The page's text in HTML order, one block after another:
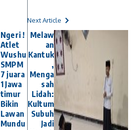
Ngeri !
Atlet
Wushu
SMPM
7 juara
1 Jawa
timur
Bikin
Lawan
Mundu
Next Article
Melaw
an
Kantuk
,
Menga
sah
Lidah:
Kultum
Subuh
Jadi